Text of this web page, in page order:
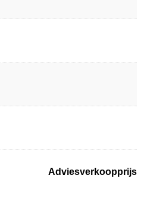
Adviesverkoopprijs